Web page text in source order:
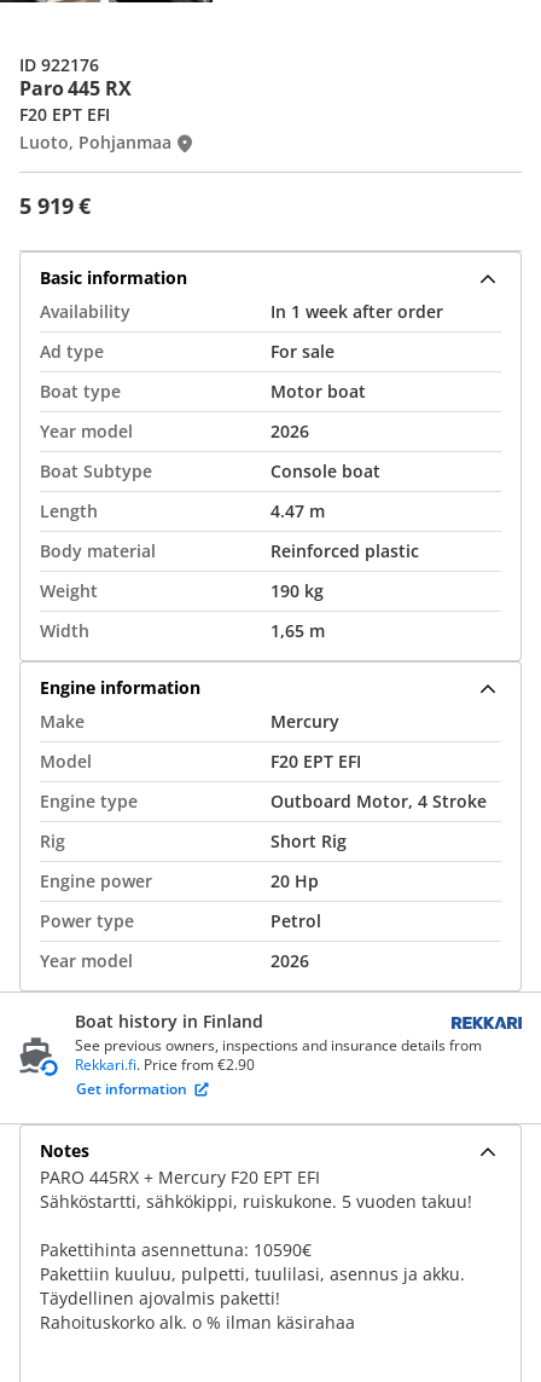
Paro 445 RX
5 919 €
F20 EPT EFI
Luoto, Pohjanmaa
ID 922176
Basic information
Availability
In 1 week after order
Ad type
For sale
Boat type
Motor boat
Year model
2026
Boat Subtype
Console boat
Length
4.47 m
Body material
Reinforced plastic
Weight
190 kg
Width
1,65 m
Engine information
Make
Mercury
Model
F20 EPT EFI
Engine type
Outboard Motor, 4 Stroke
Rig
Short Rig
Engine power
20 Hp
Power type
Petrol
Year model
2026
Boat history in Finland
See previous owners, inspections and insurance details from
Rekkari.fi. Price from €2.90
Get information
Notes
PARO 445RX + Mercury F20 EPT EFI
Sähköstartti, sähkökippi, ruiskukone. 5 vuoden takuu!
Pakettihinta asennettuna: 10590€
Pakettiin kuuluu, pulpetti, tuulilasi, asennus ja akku.
Täydellinen ajovalmis paketti!
Rahoituskorko alk. o % ilman käsirahaa